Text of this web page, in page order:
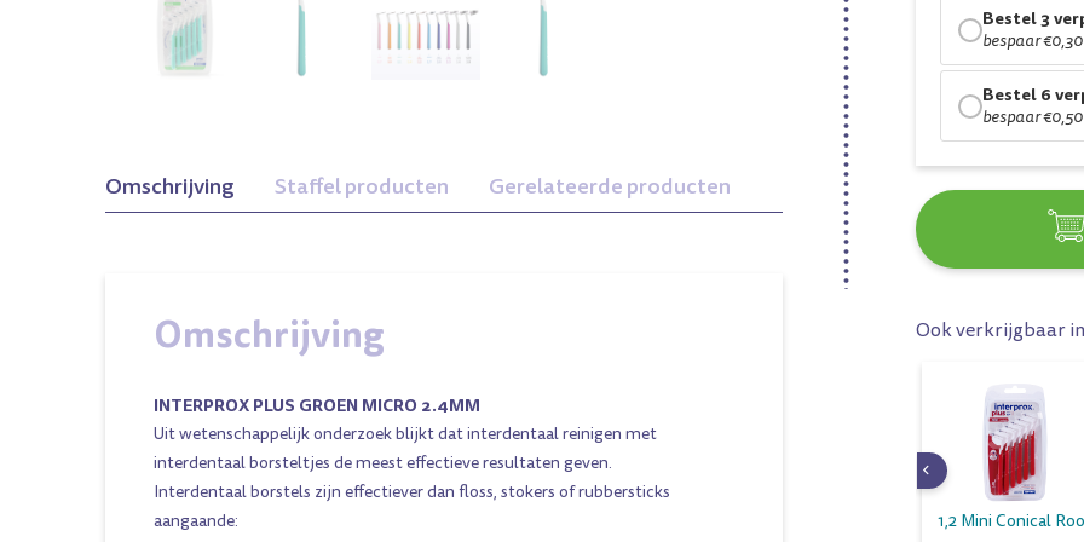
Bestel 3
bespaar
Bestel 6
bespaar
Ook verkrijgbaar
0,9 Super Micro
1,2 Mini Conical
Omschrijving Staffel producten Gerelateerde producten
Omschrijving
INTERPROX PLUS GROEN MICRO 2.4MM
Uit wetenschappelijk onderzoek blijkt dat interdentaal reinigen met
interdentaal borsteltjes de meest effectieve resultaten geven.
Interdentaal borstels zijn effectiever dan floss, stokers of rubbersticks
aangaande: